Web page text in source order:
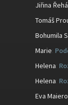
Jiřina
Tomáš
Bohumila
Marie
Helena
Helena
Eva